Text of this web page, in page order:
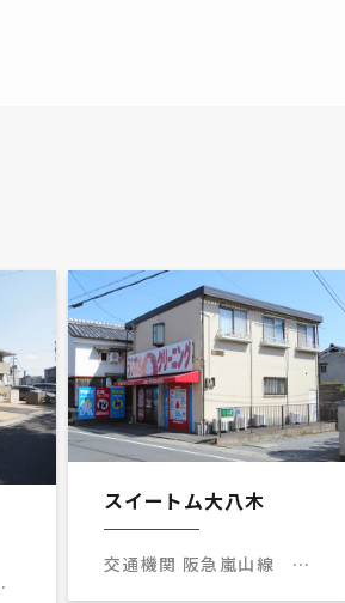
スイートム大八木
交通機関 阪急嵐山線 上